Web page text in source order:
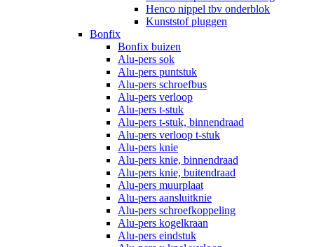
Henco nippel tbv onderblok
Kunststof pluggen
Bonfix
Bonfix buizen
Alu-pers sok
Alu-pers puntstuk
Alu-pers schroefbus
Alu-pers verloop
Alu-pers t-stuk
Alu-pers t-stuk, binnendraad
Alu-pers verloop t-stuk
Alu-pers knie
Alu-pers knie, binnendraad
Alu-pers knie, buitendraad
Alu-pers muurplaat
Alu-pers aansluitknie
Alu-pers schroefkoppeling
Alu-pers kogelkraan
Alu-pers eindstuk